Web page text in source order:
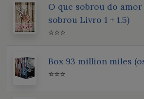
O que sobrou do
sobrou Livro 1 + 1.5)
⭐⭐⭐
Box 93 million miles
⭐⭐⭐